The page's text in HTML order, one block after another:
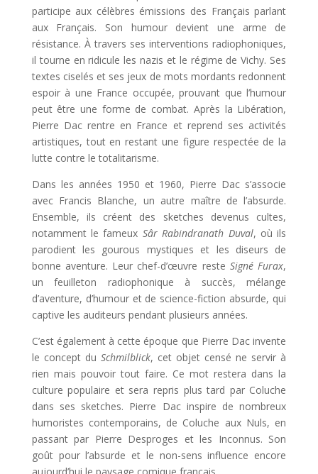
participe aux célèbres émissions des Français parlant
aux Français. Son humour devient une arme de
résistance. À travers ses interventions radiophoniques,
il tourne en ridicule les nazis et le régime de Vichy. Ses
textes ciselés et ses jeux de mots mordants redonnent
espoir à une France occupée, prouvant que l’humour
peut être une forme de combat. Après la Libération,
Pierre Dac rentre en France et reprend ses activités
artistiques, tout en restant une figure respectée de la
lutte contre le totalitarisme.
Dans les années 1950 et 1960, Pierre Dac s’associe
avec Francis Blanche, un autre maître de l’absurde.
Ensemble, ils créent des sketches devenus cultes,
notamment le fameux Sâr Rabindranath Duval, où ils
parodient les gourous mystiques et les diseurs de
bonne aventure. Leur chef-d’œuvre reste Signé Furax,
un feuilleton radiophonique à succès, mélange
d’aventure, d’humour et de science-fiction absurde, qui
captive les auditeurs pendant plusieurs années.
C’est également à cette époque que Pierre Dac invente
le concept du Schmilblick, cet objet censé ne servir à
rien mais pouvoir tout faire. Ce mot restera dans la
culture populaire et sera repris plus tard par Coluche
dans ses sketches. Pierre Dac inspire de nombreux
humoristes contemporains, de Coluche aux Nuls, en
passant par Pierre Desproges et les Inconnus. Son
goût pour l’absurde et le non-sens influence encore